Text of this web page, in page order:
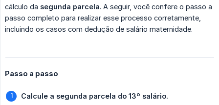
cálculo da segunda parcela. A seguir, você confere o passo a
passo completo para realizar esse processo corretamente,
incluindo os casos com dedução de salário maternidade.
Passo a passo
Calcule a segunda parcela do 13º salário.